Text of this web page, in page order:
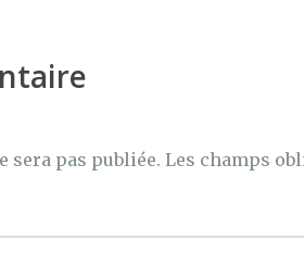
sera pas publiée. Les champs